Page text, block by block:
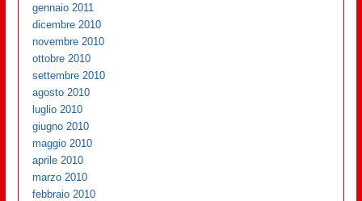
gennaio 2011
dicembre 2010
novembre 2010
ottobre 2010
settembre 2010
agosto 2010
luglio 2010
giugno 2010
maggio 2010
aprile 2010
marzo 2010
febbraio 2010